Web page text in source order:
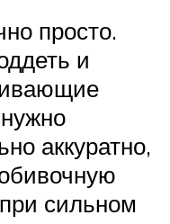
просто.
и
аккуратно,
сильном